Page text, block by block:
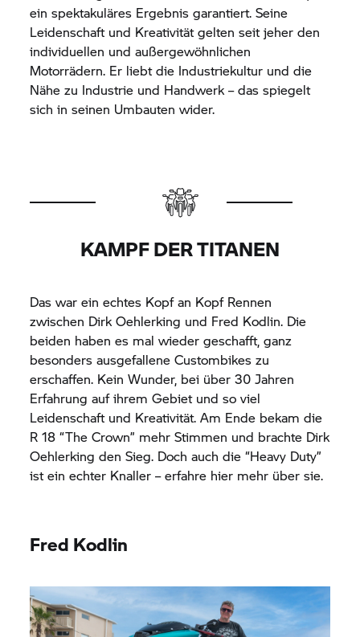
ein spektakuläres Ergebnis garantiert. Seine
Leidenschaft und Kreativität gelten seit jeher den
individuellen und außergewöhnlichen
Motorrädern. Er liebt die Industriekultur und die
Nähe zu Industrie und Handwerk – das spiegelt
sich in seinen Umbauten wider.
KAMPF DER TITANEN
Das war ein echtes Kopf an Kopf Rennen
zwischen Dirk Oehlerking und Fred Kodlin. Die
beiden haben es mal wieder geschafft, ganz
besonders ausgefallene Custombikes zu
erschaffen. Kein Wunder, bei über 30 Jahren
Erfahrung auf ihrem Gebiet und so viel
Leidenschaft und Kreativität. Am Ende bekam die
R 18 “The Crown” mehr Stimmen und brachte Dirk
Oehlerking den Sieg. Doch auch die “Heavy Duty”
ist ein echter Knaller – erfahre hier mehr über sie.
Fred Kodlin